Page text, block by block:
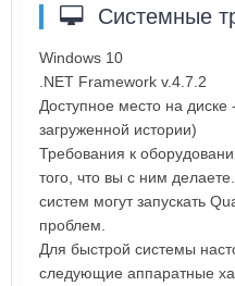
Системные
Windows 10
.NET Framework v.4.7.2
Доступное место на
загруженной истории)
Требования к
того, что вы с ним
систем могут запускать
проблем.
Для быстрой системы
следующие аппаратные